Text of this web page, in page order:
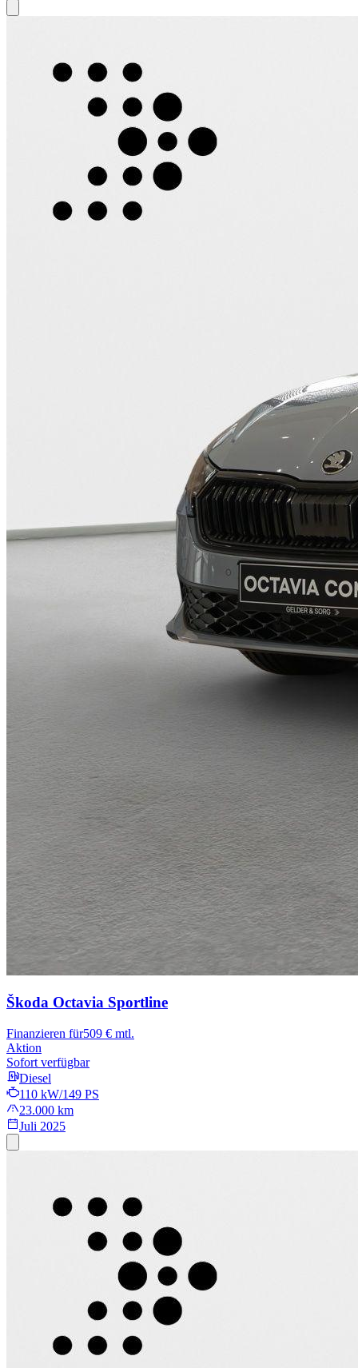
Škoda Octavia Sportline
Finanzieren für509 € mtl.
Aktion
Sofort verfügbar
Diesel
110 kW/149 PS
23.000 km
Juli 2025